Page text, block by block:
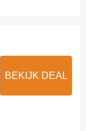
BEKIJK DEAL